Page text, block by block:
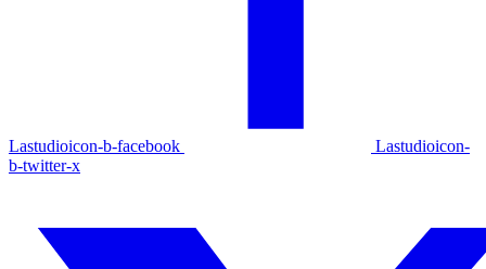
Lastudioicon-b-facebook
Lastudioicon-
b-twitter-x